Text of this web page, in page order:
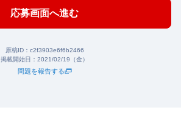
応募画面へ進む
原稿ID： c2f3903e6f6b2466
掲載開始日： 2021/02/19（金）
問題を報告する